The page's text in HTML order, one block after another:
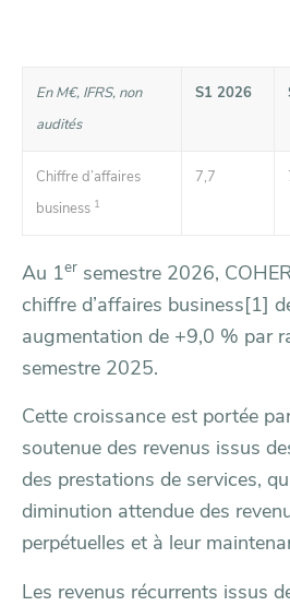
En M€, IFRS, non
audités
S1 2026
Chiffre d’affaires
business 1
7,7
Au 1er semestre 2026,
chiffre d’affaires business[1]
augmentation de +9,0 % par
semestre 2025.
Cette croissance est portée
soutenue des revenus issus
des prestations de services,
diminution attendue des
perpétuelles et à leur
Les revenus récurrents issus